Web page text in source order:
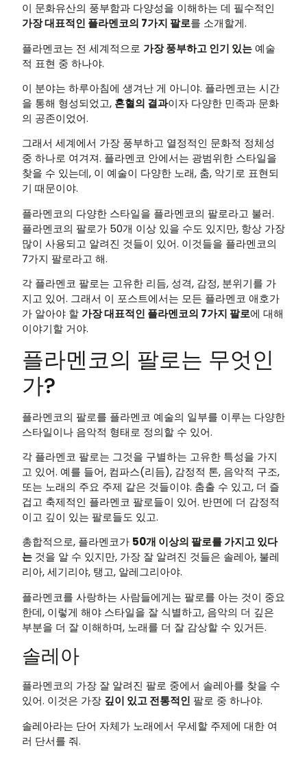
이 문화유산의 풍부함과 다양성을 이해하는 데 필수적인
가장 대표적인 플라멘코의 7가지 팔로를 소개할게.
플라멘코는 전 세계적으로 가장 풍부하고 인기 있는예술
적 표현 중 하나야.
이 분야는 하루아침에 생겨난 게 아니야. 플라멘코는 시간
을 통해 형성되었고, 혼혈의 결과이자 다양한 민족과 문화
의 공존이었어.
그래서 세계에서 가장 풍부하고 열정적인 문화적 정체성
중 하나로 여겨져. 플라멘코 안에서는 광범위한 스타일을
찾을 수 있는데, 이 예술이 다양한 노래, 춤, 악기로 표현되
기 때문이야.
플라멘코의 다양한 스타일을 플라멘코의 팔로라고 불러.
플라멘코의 팔로가 50개 이상 있을 수도 있지만, 항상 가장
많이 사용되고 알려진 것들이 있어. 이것들을 플라멘코의
7가지 팔로라고 해.
각 플라멘코 팔로는 고유한 리듬, 성격, 감정, 분위기를 가
지고 있어. 그래서 이 포스트에서는 모든 플라멘코 애호가
가 알아야 할 가장 대표적인 플라멘코의 7가지 팔로에 대해
이야기할 거야.
플라멘코의 팔로는 무엇인
가?
플라멘코의 팔로를 플라멘코 예술의 일부를 이루는 다양한
스타일이나 음악적 형태로 정의할 수 있어.
각 플라멘코 팔로는 그것을 구별하는 고유한 특성을 가지
고 있어. 예를 들어, 컴파스(리듬), 감정적 톤, 음악적 구조,
또는 노래의 주요 주제 같은 것들이야. 춤출 수 있고, 더 즐
겁고 축제적인 플라멘코 팔로들이 있어. 반면에 더 감정적
이고 깊이 있는 팔로들도 있고.
총합적으로, 플라멘코가 50개 이상의 팔로를 가지고 있다
는 것을 알 수 있지만, 가장 잘 알려진 것들은 솔레아, 불레
리아, 세기리야, 탱고, 알레그리아야.
플라멘코를 사랑하는 사람들에게는 팔로를 아는 것이 중요
한데, 이렇게 해야 스타일을 잘 식별하고, 음악의 더 깊은
부분을 더 잘 이해하며, 노래를 더 잘 감상할 수 있거든.
솔레아
플라멘코의 가장 잘 알려진 팔로 중에서 솔레아를 찾을 수
있어. 이것은 가장 깊이 있고 전통적인 팔로 중 하나야.
솔레아라는 단어 자체가 노래에서 우세할 주제에 대한 여
러 단서를 줘.